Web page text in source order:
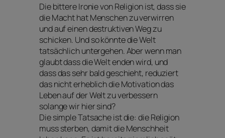
Die bittere Ironie von Religion ist, dass sie
die Macht hat Menschen zu verwirren
und auf einen destruktiven Weg zu
schicken. Und so könnte die Welt
tatsächlich untergehen. Aber wenn man
glaubt dass die Welt enden wird, und
dass das sehr bald geschieht, reduziert
das nicht erheblich die Motivation das
Leben auf der Welt zu verbessern
solange wir hier sind?
Die simple Tatsache ist die: die Religion
muss sterben, damit die Menschheit